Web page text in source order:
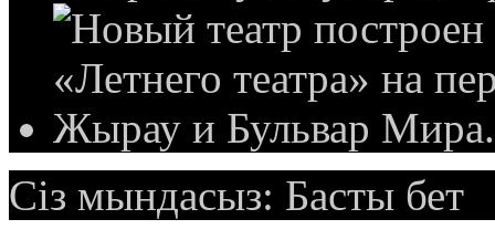
Сіз мындасыз: Басты бет